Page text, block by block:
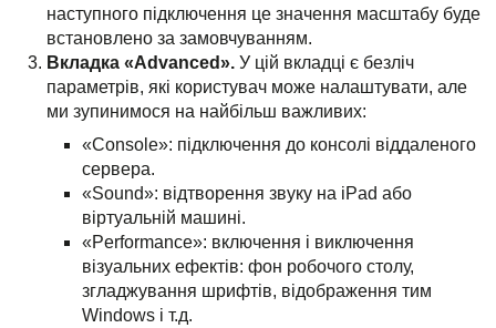
наступного підключення це значення масштабу буде
встановлено за замовчуванням.
Вкладка «Advanced». У цій вкладці є безліч
параметрів, які користувач може налаштувати, але
ми зупинимося на найбільш важливих:
«Console»: підключення до консолі віддаленого
сервера.
«Sound»: відтворення звуку на iPad або
віртуальній машині.
«Performance»: включення і виключення
візуальних ефектів: фон робочого столу,
згладжування шрифтів, відображення тим
Windows і т.д.